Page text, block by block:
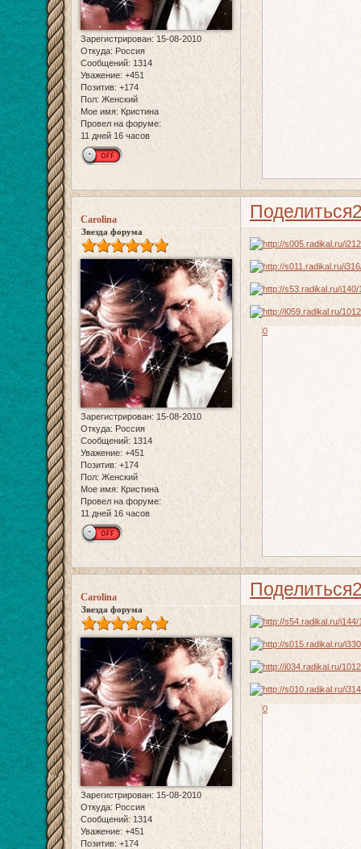
Зарегистрирован: 15-08-2010
Откуда: Россия
Сообщений: 1314
Уважение: +451
Позитив: +174
Пол: Женский
Мое имя: Кристина
Провел на форуме:
11 дней 16 часов
Поделиться
Carolina
Звезда форума
Зарегистрирован: 15-08-2010
Откуда: Россия
Сообщений: 1314
Уважение: +451
Позитив: +174
Пол: Женский
Мое имя: Кристина
Провел на форуме:
11 дней 16 часов
0
Поделиться
Carolina
Звезда форума
Зарегистрирован: 15-08-2010
Откуда: Россия
Сообщений: 1314
Уважение: +451
Позитив: +174
0